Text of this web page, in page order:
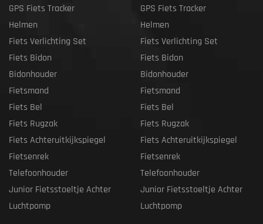
GPS Fiets Tracker
Helmen
Fiets Verlichting Set
Fiets Bidon
Bidonhouder
Fietsmand
Fiets Bel
Fiets Rugzak
Fiets Achteruitkijkspiegel
Fietsenrek
Telefoonhouder
Junior Fietsstoeltje Achter
Luchtpomp
GPS Fiets Tracker
Helmen
Fiets Verlichting Set
Fiets Bidon
Bidonhouder
Fietsmand
Fiets Bel
Fiets Rugzak
Fiets Achteruitkijkspiegel
Fietsenrek
Telefoonhouder
Junior Fietsstoeltje Achter
Luchtpomp